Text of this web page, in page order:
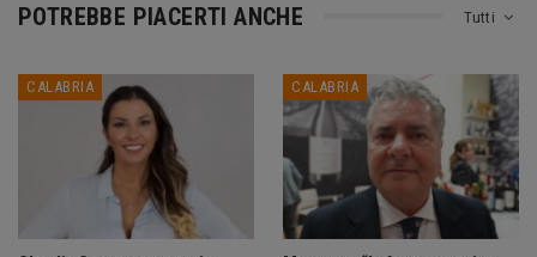
Tutti
POTREBBE PIACERTI ANCHE
CALABRIA CALABRIA